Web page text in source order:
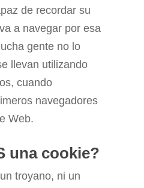
de recordar su
a navegar por esa
gente no lo
llevan utilizando
cuando
navegadores
Web.
una cookie?
troyano, ni un